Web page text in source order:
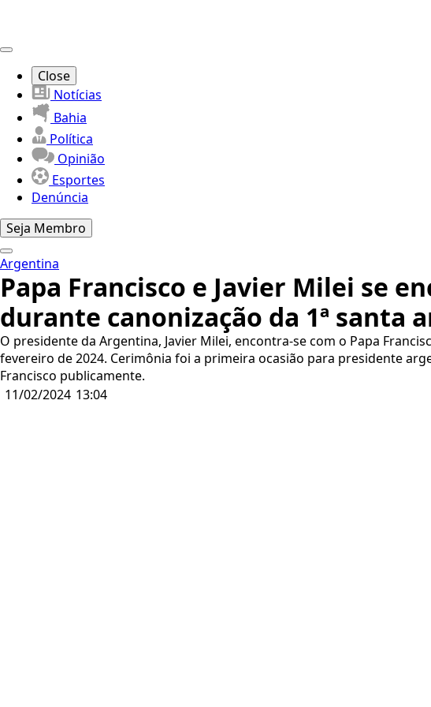
Close
Notícias
Bahia
Política
Opinião
Esportes
Denúncia
Seja Membro
Argentina
Papa Francisco e Javier Milei se
durante canonização da 1ª santa
O presidente da Argentina, Javier Milei, encontra-se com o Papa
fevereiro de 2024. Cerimônia foi a primeira ocasião para presidente
Francisco publicamente.
11/02/2024 13:04